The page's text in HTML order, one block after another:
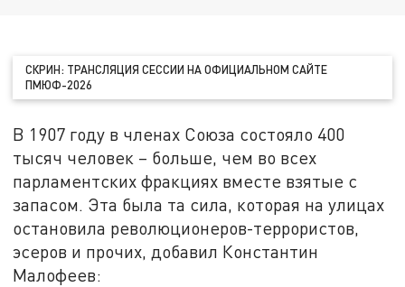
СКРИН: ТРАНСЛЯЦИЯ СЕССИИ НА ОФИЦИАЛЬНОМ САЙТЕ
ПМЮФ-2026
В 1907 году в членах Союза состояло 400
тысяч человек – больше, чем во всех
парламентских фракциях вместе взятые с
запасом. Эта была та сила, которая на улицах
остановила революционеров-террористов,
эсеров и прочих, добавил Константин
Малофеев: